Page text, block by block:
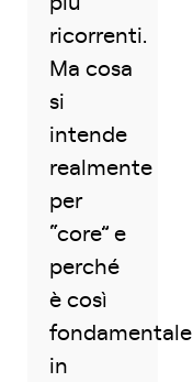
ricorrenti.
Ma cosa
si
intende
realmente
per
“core” e
perché
è così
fondamentale
in